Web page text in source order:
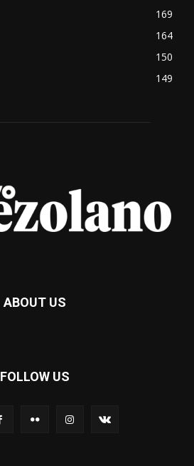
169
164
150
149
ABOUT US
FOLLOW US